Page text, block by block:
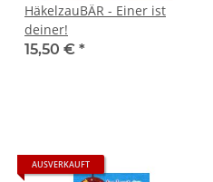
HäkelzauBÄR - Einer ist
deiner!
15,50 € *
AUSVERKAUFT